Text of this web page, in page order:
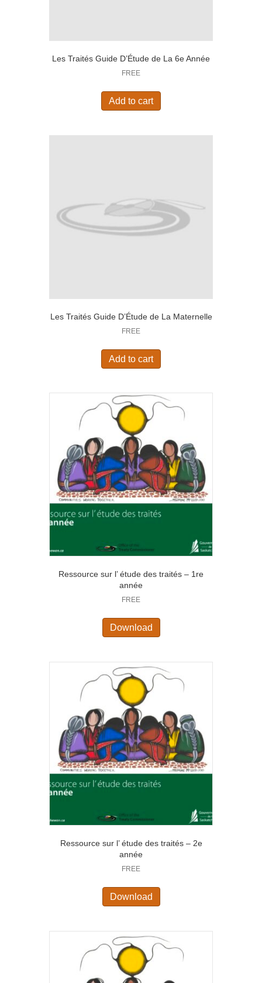
Les Traités Guide D’Étude de La 6e Année
FREE
Add to cart
Les Traités Guide D’Étude de La Maternelle
FREE
Add to cart
Ressource sur l’ étude des traités – 1re
année
FREE
Download
Ressource sur l’ étude des traités – 2e
année
FREE
Download